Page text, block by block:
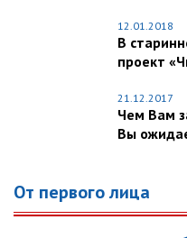
12.01.2018
В
проект
21.12.2017
Чем Вам
Вы
От первого лица